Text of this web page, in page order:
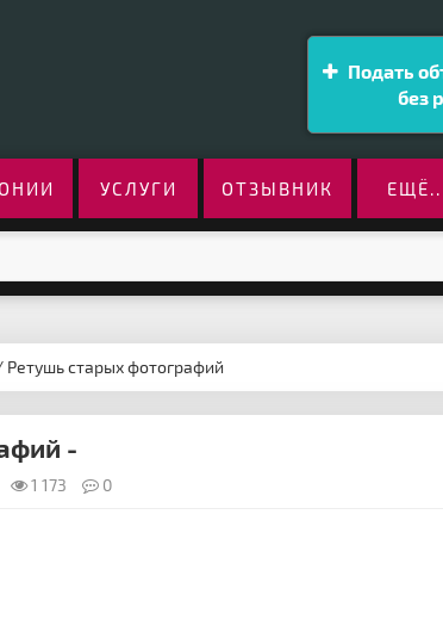
Подать
без
УСЛУГИ ОТЗЫВНИК
старых фотографий
-
1 173 0